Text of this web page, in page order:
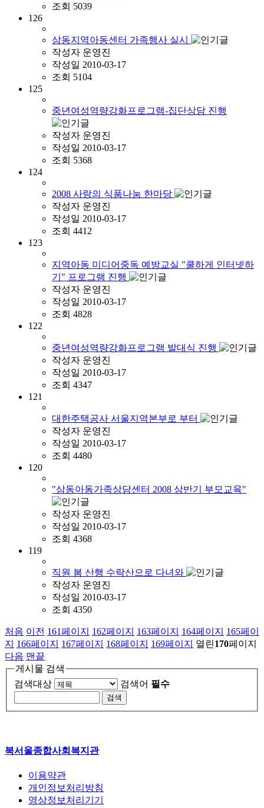
조회 5039
126
삼동지역아동센터 가족행사 실시
작성자 운영진
작성일 2010-03-17
조회 5104
125
중년여성역량강화프로그램-집단상담 진행
작성자 운영진
작성일 2010-03-17
조회 5368
124
2008 사랑의 식품나눔 한마당
작성자 운영진
작성일 2010-03-17
조회 4412
123
지역아동 미디어중독 예방교실 "쿨하게 인터넷하
기" 프로그램 진행
작성자 운영진
작성일 2010-03-17
조회 4828
122
중년여성역량강화프로그램 발대식 진행
작성자 운영진
작성일 2010-03-17
조회 4347
121
대한주택공사 서울지역본부로 부터
작성자 운영진
작성일 2010-03-17
조회 4480
120
"삼동아동가족상담센터 2008 상반기 부모교육"
작성자 운영진
작성일 2010-03-17
조회 4368
119
직원 봄 산행 수락산으로 다녀와
작성자 운영진
작성일 2010-03-17
조회 4350
처음 이전 161페이지 162페이지 163페이지 164페이지 165페이
지
166페이지 167페이지 168페이지 169페이지 열린170페이지
다음 맨끝
게시물 검색
검색대상
검색어 필수
북서울종합사회복지관
이용약관
개인정보처리방침
영상정보처리기기